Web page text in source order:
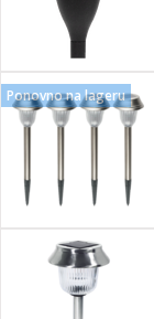
Ponovno na lageru